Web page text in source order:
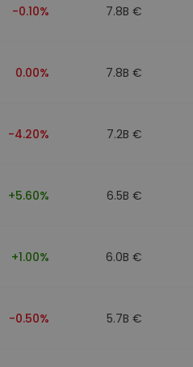
-0.10% 7.8B €
0.00% 7.8B €
-4.20% 7.2B €
+5.60% 6.5B €
+1.00% 6.0B €
-0.50% 5.7B €